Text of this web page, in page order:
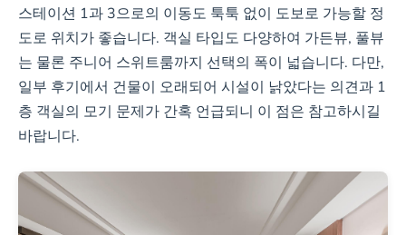
스테이션 1과 3으로의 이동도 툭툭 없이 도보로 가능할 정
도로 위치가 좋습니다. 객실 타입도 다양하여 가든뷰, 풀뷰
는 물론 주니어 스위트룸까지 선택의 폭이 넓습니다. 다만,
일부 후기에서 건물이 오래되어 시설이 낡았다는 의견과 1
층 객실의 모기 문제가 간혹 언급되니 이 점은 참고하시길
바랍니다.